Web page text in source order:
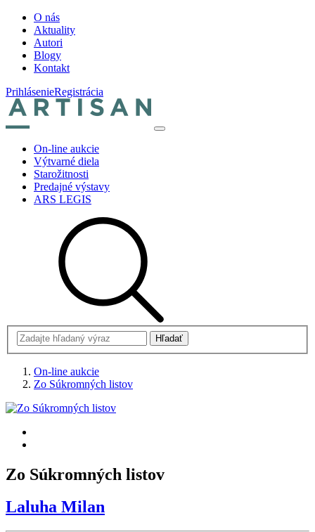
O nás
Aktuality
Autori
Blogy
Kontakt
PrihlásenieRegistrácia
On-line aukcie
Výtvarné diela
Starožitnosti
Predajné výstavy
ARS LEGIS
On-line aukcie
Zo Súkromných listov
Zo Súkromných listov
Laluha Milan